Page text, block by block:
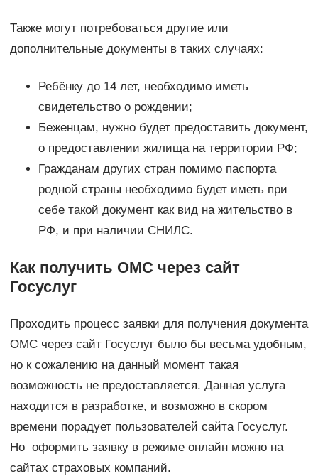
Также могут потребоваться другие или
дополнительные документы в таких случаях:
Ребёнку до 14 лет, необходимо иметь
свидетельство о рождении;
Беженцам, нужно будет предоставить документ,
о предоставлении жилища на территории РФ;
Гражданам других стран помимо паспорта
родной страны необходимо будет иметь при
себе такой документ как вид на жительство в
РФ, и при наличии СНИЛС.
Как получить ОМС через сайт
Госуслуг
Проходить процесс заявки для получения документа
ОМС через сайт Госуслуг было бы весьма удобным,
но к сожалению на данный момент такая
возможность не предоставляется. Данная услуга
находится в разработке, и возможно в скором
времени порадует пользователей сайта Госуслуг.
Но оформить заявку в режиме онлайн можно на
сайтах страховых компаний.